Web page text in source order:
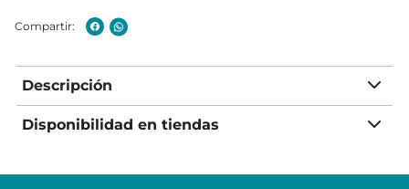
Descripción
Disponibilidad en tiendas